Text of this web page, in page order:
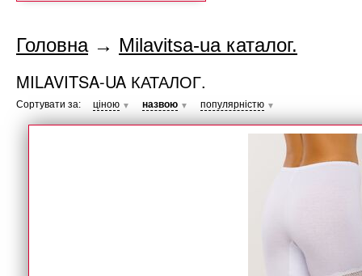
Головна→ Milavitsa-ua каталог.
MILAVITSA-UA КАТАЛОГ.
Сортувати за: ціною ▼ назвою ▼ популярністю ▼